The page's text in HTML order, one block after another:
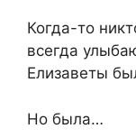
Когда-то
всегда
Елизаветы
Но была…